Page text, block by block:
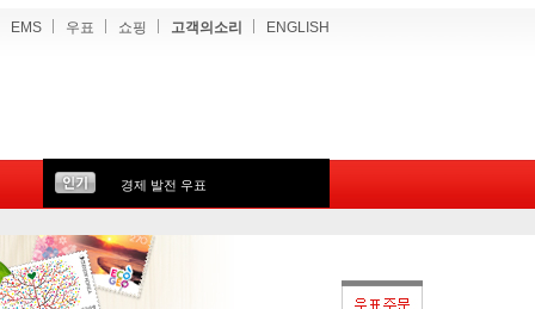
EMS 우표 쇼핑 고객의소리 ENGLISH
경제 발전 우표